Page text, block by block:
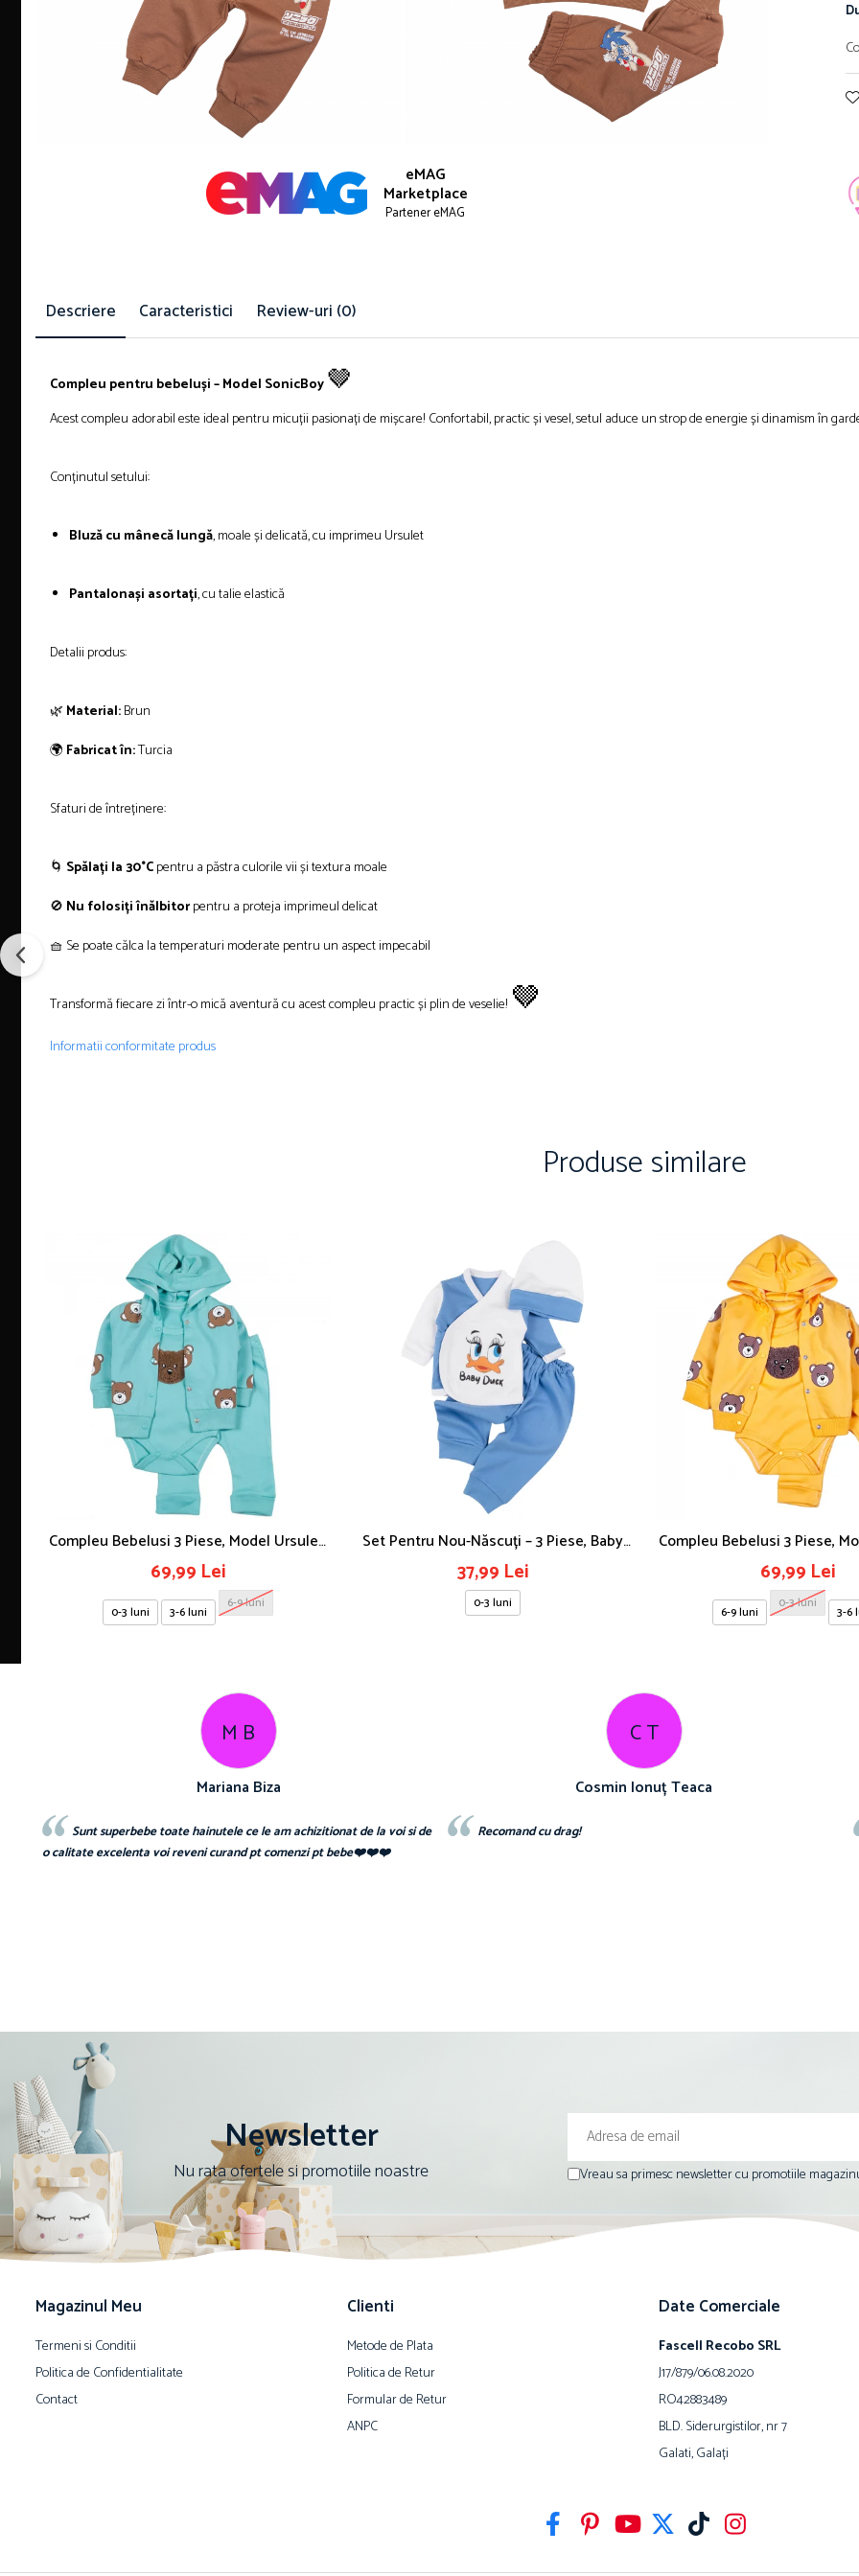
eMAG
Marketplace
Partener eMAG
Descriere Caracteristici Review-uri (0)
Compleu pentru bebeluși – Model SonicBoy🤎
Acest compleu adorabil este ideal pentru micuții pasionați de mișcare! Confortabil, practic și vesel, setul aduce un strop de energie și dinamism în
Conținutul setului:
Bluză cu mânecă lungă, moale și delicată, cu imprimeu Ursulet
Pantalonași asortați, cu talie elastică
Detalii produs:
🌿 Material:Brun
🌍 Fabricat în:Turcia
Sfaturi de întreținere:
🌀 Spălați la 30°Cpentru a păstra culorile vii și textura moale
🚫 Nu folosiți înălbitorpentru a proteja imprimeul delicat
🧺 Se poate călca la temperaturi moderate pentru un aspect impecabil
Transformă fiecare zi într-o mică aventură cu acest compleu practic și plin de veselie! 🤎
Informatii conformitate produs
Produse similare
Compleu Bebelusi 3 Piese, Model Ursulet,
Safir
69,99 Lei
0-3 luni 3-6 luni
6-9 luni
Set Pentru Nou-Născuți – 3 Piese, Baby
Duck
37,99 Lei
0-3 luni
Compleu Bebelusi 3 Piese,
Galben
69,99 Lei
6-9 luni
0-3 luni
3-6
M B
Mariana Biza
Sunt superbebe toate hainutele ce le am achizitionat de la voi si de
o calitate excelenta voi reveni curand pt comenzi pt bebe❤️❤️❤️
C T
Cosmin Ionuț Teaca
Recomand cu drag!
Newsletter
Nu rata ofertele si promotiile noastre Vreau sa primesc newsletter cu promotiile
Magazinul Meu
Termeni si Conditii
Politica de Confidentialitate
Contact
Clienti
Metode de Plata
Politica de Retur
Formular de Retur
ANPC
Date Comerciale
Fascell Recobo SRL
J17/879/06.08.2020
RO42883489
BLD. Siderurgistilor, nr 7
Galati, Galați